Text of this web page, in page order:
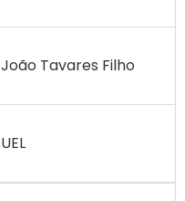
João Tavares Filho
UEL